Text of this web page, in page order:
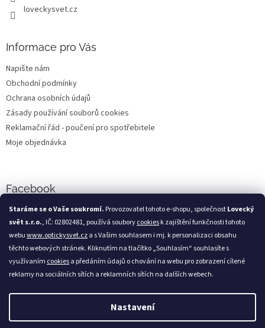
Staráme se o Vaše soukromí. Provozovatel tohoto e-shopu, společnostLovecký
svět s.r.o., IČ: 02802481, používá souborycookiesk zajištění funkčnosti tohoto
webuwww.optickysvet.cza s Vašim souhlasem i mj. k personalizaci obsahu
těchto webových stránek. Kliknutím na tlačítko „Souhlasím“ souhlasíte s
využívaním cookiesa předáním údajů o chování na webu pro zobrazení cílené
reklamy na sociálních sítích a reklamních sítích na dalších webech.
Nastavení
loveckysvet.cz
Informace pro Vás
Napište nám
Obchodní podmínky
Ochrana osobních údajů
Zásady používání souborů cookies
Reklamační řád - poučení pro spotřebitele
Moje objednávka
Facebook
Loveckýsvět.cz
Vytvořil Shoptet